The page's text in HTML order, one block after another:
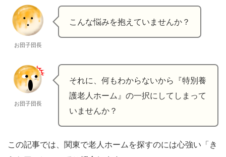
お団子団長
こんな悩みを抱えていませんか？
お団子団長
それに、何もわからないから『特別養
護老人ホーム』の一択にしてしまって
いませんか？
この記事では、関東で老人ホームを探すのには心強い「き